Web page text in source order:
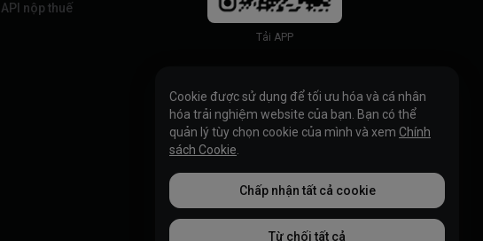
API nộp thuế
Tải APP
Cookie được sử dụng để tối ưu hóa và cá nhân
hóa trải nghiệm website của bạn. Bạn có thể
quản lý tùy chọn cookie của mình và xem Chính
sách Cookie
Chấp nhận tất cả cookie
Từ chối tất cả